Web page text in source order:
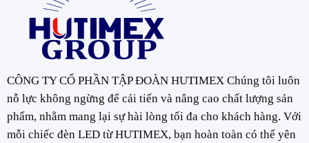
CÔNG TY CỔ PHẦN TẬP ĐOÀN HUTIMEX Chúng tôi luôn
nỗ lực không ngừng để cải tiến và nâng cao chất lượng sản
phẩm, nhằm mang lại sự hài lòng tối đa cho khách hàng. Với
mỗi chiếc đèn LED từ HUTIMEX, bạn hoàn toàn có thể yên